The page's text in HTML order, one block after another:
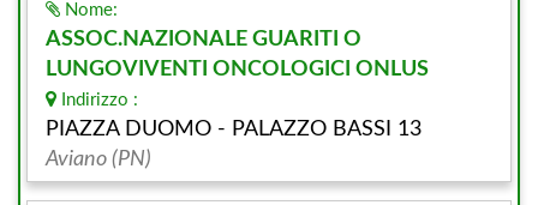
Nome:
ASSOC.NAZIONALE GUARITI O
LUNGOVIVENTI ONCOLOGICI ONLUS
Indirizzo :
PIAZZA DUOMO - PALAZZO BASSI 13
Aviano (PN)